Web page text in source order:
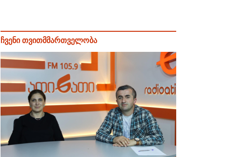
ჩვენი თვითმმართველობა